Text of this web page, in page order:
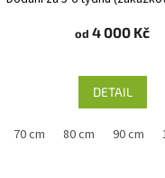
od 4 000 Kč
DETAIL
70 cm 80 cm 90 cm